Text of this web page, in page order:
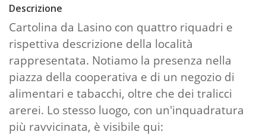
Descrizione
Cartolina da Lasino con quattro riquadri e
rispettiva descrizione della località
rappresentata. Notiamo la presenza nella
piazza della cooperativa e di un negozio di
alimentari e tabacchi, oltre che dei tralicci
arerei. Lo stesso luogo, con un'inquadratura
più ravvicinata, è visibile qui: